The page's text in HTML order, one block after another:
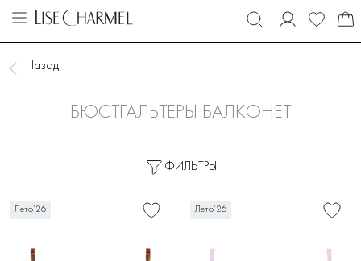
Назад
БЮСТГАЛЬТЕРЫ БАЛКОНЕТ
ФИЛЬТРЫ
Лето’26 Лето’26